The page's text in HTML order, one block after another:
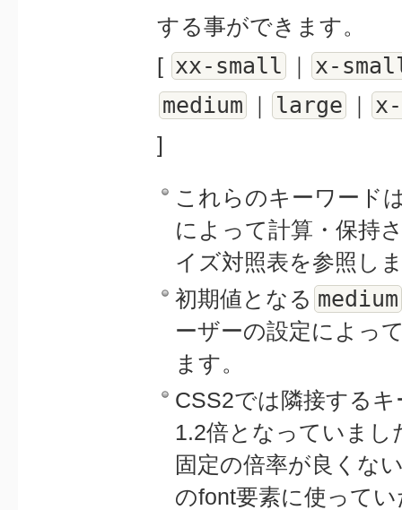
する事ができます。
[ xx-small
x-
medium
large
]
これらのキーワード
によって計算・保持
イズ対照表を参照し
初期値となる medium
ーザーの設定によっ
ます。
CSS2では隣接する
1.2倍となっていまし
固定の倍率が良くな
のfont要素に使って